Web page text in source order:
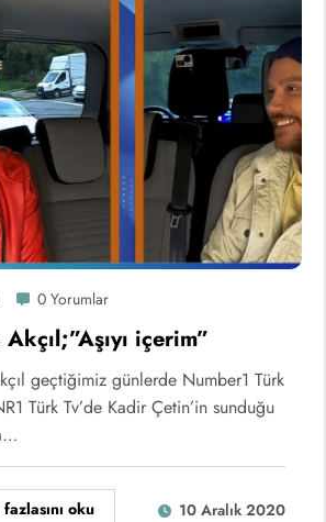
0 Yorumlar
içerim”
geçtiğimiz günlerde Number1 Türk
Türk Tv’de Kadir Çetin’in sunduğu
oku 10 Aralık 2020